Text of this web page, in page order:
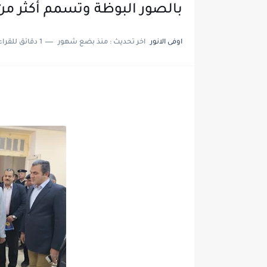
بالصور البوظة وتسمم أكثر من 60 حالة
اوفى الانور اخر تحديث : منذ بضع شهور 1 دقائق للقراءة